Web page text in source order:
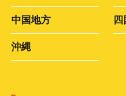
中国地方
沖縄